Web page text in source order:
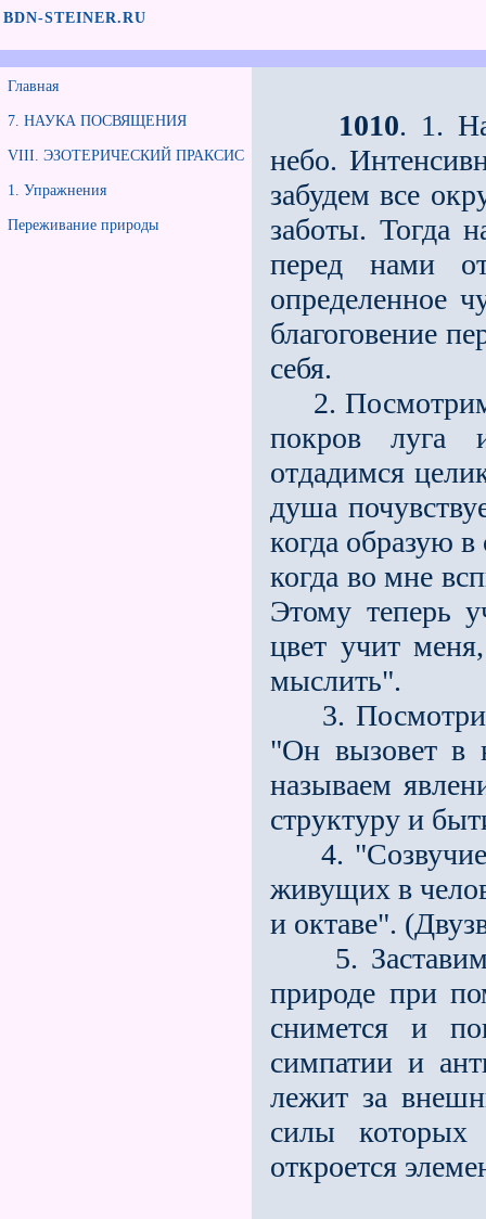
BDN-STEINER.RU
Главная
7. НАУКА ПОСВЯЩЕНИЯ
VIII. ЭЗОТЕРИЧЕСКИЙ ПРАКСИС
1. Упражнения
Переживание природы
1010. 1.
небо.
забудем все
заботы. Тогда
перед нами
определенное
благоговение
себя.
2. Посмотрим
покров луга
отдадимся
душа
когда образую
когда во мне
Этому теперь
цвет учит
мыслить".
3. Посмотрим
"Он вызовет в
называем
структуру и
4. "Созвучие
живущих в
и октаве".
5. Заставим
природе при
снимется и
симпатии и
лежит за
силы которых
откроется